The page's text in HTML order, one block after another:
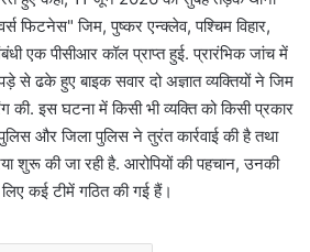
फिटनेस" जिम, पुष्कर एन्क्लेव, पश्चिम विहार,
एक पीसीआर कॉल प्राप्त हुई. प्रारंभिक जांच में
से ढके हुए बाइक सवार दो अज्ञात व्यक्तियों ने जिम
की. इस घटना में किसी भी व्यक्ति को किसी प्रकार
और जिला पुलिस ने तुरंत कार्रवाई की है तथा
शुरू की जा रही है. आरोपियों की पहचान, उनकी
कई टीमें गठित की गई हैं।